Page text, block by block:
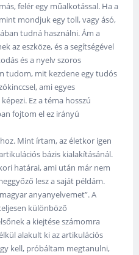
felér egy műalkotással. Ha a
mondjuk egy toll, vagy ásó,
tudná használni. Ám a
az eszköze, és a segítségével
és a nyelv szoros
tudom, mit kezdene egy tudós
ami egyes
Ez a téma hosszú
fojtom el ez irányú
Mint írtam, az életkor igen
bázis kialakításánál.
határai, ami után már nem
lesz a saját példám.
anyanyelvemet”. A
különböző
a kiejtése számomra
alakult ki az artikulációs
kell, próbáltam megtanulni,